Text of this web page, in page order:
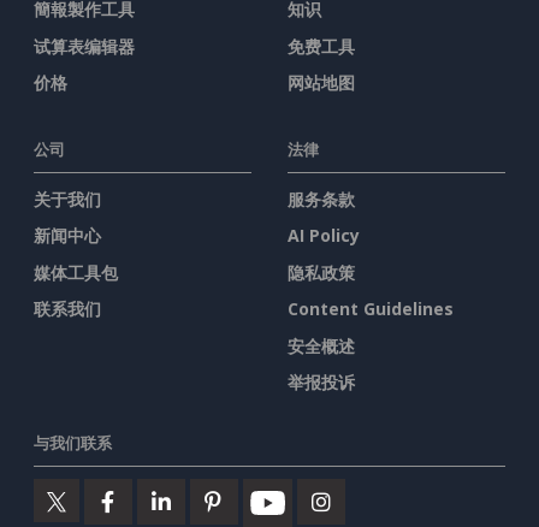
簡報製作工具
试算表编辑器
价格
知识
免费工具
网站地图
公司
关于我们
新闻中心
媒体工具包
联系我们
法律
服务条款
AI Policy
隐私政策
Content Guidelines
安全概述
举报投诉
与我们联系